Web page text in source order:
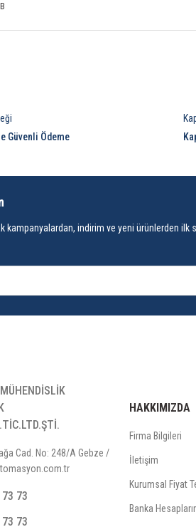
Güvenli Ödeme
kampanyalardan, indirim ve yeni ürünlerden ilk
Cad. No: 248/A Gebze /
73
73
HAKKIMIZDA
Firma Bilgileri
İletişim
Kurumsal Fiyat
Banka